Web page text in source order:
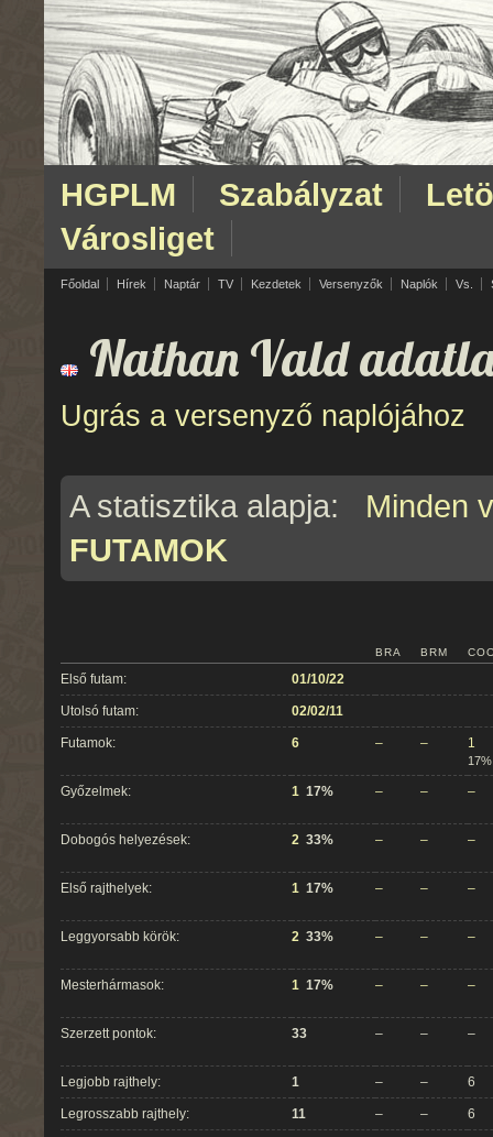
HGPLM Szabályzat
Városliget
Főoldal Hírek Naptár TV Kezdetek Versenyzők Naplók Vs.
Nathan Vald
Ugrás a versenyző naplójához
A statisztika alapja: Minden
FUTAMOK
BRA BRM
Első futam: 01/10/22
Utolsó futam: 02/02/11
Futamok: 6 – – 1
17%
Győzelmek: 1 17% – – –
Dobogós helyezések: 2 33% – – –
Első rajthelyek: 1 17% – – –
Leggyorsabb körök: 2 33% – – –
Mesterhármasok: 1 17% – – –
Szerzett pontok: 33 – – –
Legjobb rajthely: 1 – – 6
Legrosszabb rajthely: 11 – – 6